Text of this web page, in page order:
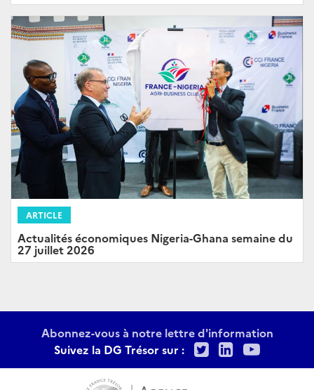
ARTICLE
Actualités économiques Nigeria-Ghana semaine du
27 juillet 2026
Abonnez-vous à notre lettre d'information
Suivez la DG Trésor sur :
TwitterLinkedIn